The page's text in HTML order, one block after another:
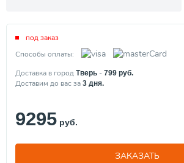
под заказ
Способы оплаты:
Доставка в город Тверь - 799 руб.
Доставим до вас за 3 дня.
9295 руб.
ЗАКАЗАТЬ